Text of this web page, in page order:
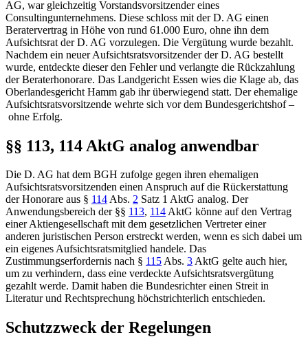
AG, war gleichzeitig Vorstandsvorsitzender eines
Consultingunternehmens. Diese schloss mit der D. AG einen
Beratervertrag in Höhe von rund 61.000 Euro, ohne ihn dem
Aufsichtsrat der D. AG vorzulegen. Die Vergütung wurde bezahlt.
Nachdem ein neuer Aufsichtsratsvorsitzender der D. AG bestellt
wurde, entdeckte dieser den Fehler und verlangte die Rückzahlung
der Beraterhonorare. Das Landgericht Essen wies die Klage ab, das
Oberlandesgericht Hamm gab ihr überwiegend statt. Der ehemalige
Aufsichtsratsvorsitzende wehrte sich vor dem Bundesgerichtshof–
ohne Erfolg.
§§ 113, 114 AktG analog anwendbar
Die D. AG hat dem BGH zufolge gegen ihren ehemaligen
Aufsichtsratsvorsitzenden einen Anspruch auf die Rückerstattung
der Honorare aus § 114Abs. 2 Satz 1 AktG analog. Der
Anwendungsbereich der §§ 113, 114AktG könne auf den Vertrag
einer Aktiengesellschaft mit dem gesetzlichen Vertreter einer
anderen juristischen Person erstreckt werden, wenn es sich dabei um
ein eigenes Aufsichtsratsmitglied handele. Das
Zustimmungserfordernis nach § 115Abs. 3AktG gelte auch hier,
um zu verhindern, dass eine verdeckte Aufsichtsratsvergütung
gezahlt werde. Damit haben die Bundesrichter einen Streit in
Literatur und Rechtsprechung höchstrichterlich entschieden.
Schutzzweck der Regelungen